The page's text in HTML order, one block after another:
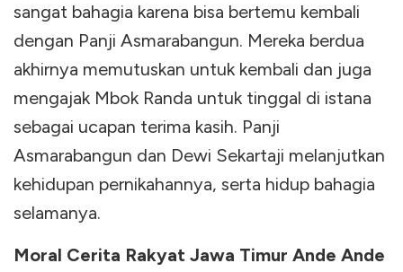
sangat bahagia karena bisa bertemu kembali
dengan Panji Asmarabangun. Mereka berdua
akhirnya memutuskan untuk kembali dan juga
mengajak Mbok Randa untuk tinggal di istana
sebagai ucapan terima kasih. Panji
Asmarabangun dan Dewi Sekartaji melanjutkan
kehidupan pernikahannya, serta hidup bahagia
selamanya.
Moral Cerita Rakyat Jawa Timur Ande Ande